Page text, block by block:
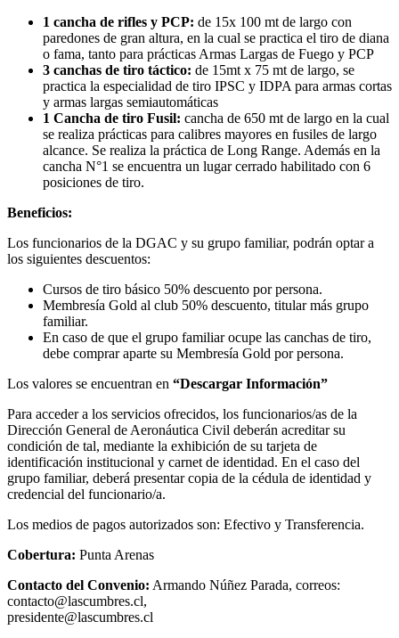
1 cancha de rifles y PCP: de 15x 100 mt de largo con
paredones de gran altura, en la cual se practica el tiro de diana
o fama, tanto para prácticas Armas Largas de Fuego y PCP
3 canchas de tiro táctico: de 15mt x 75 mt de largo, se
practica la especialidad de tiro IPSC y IDPA para armas cortas
y armas largas semiautomáticas
1 Cancha de tiro Fusil: cancha de 650 mt de largo en la cual
se realiza prácticas para calibres mayores en fusiles de largo
alcance. Se realiza la práctica de Long Range. Además en la
cancha N°1 se encuentra un lugar cerrado habilitado con 6
posiciones de tiro.
Beneficios:
Los funcionarios de la DGAC y su grupo familiar, podrán optar a
los siguientes descuentos:
Cursos de tiro básico 50% descuento por persona.
Membresía Gold al club 50% descuento, titular más grupo
familiar.
En caso de que el grupo familiar ocupe las canchas de tiro,
debe comprar aparte su Membresía Gold por persona.
Los valores se encuentran en “Descargar Información”
Para acceder a los servicios ofrecidos, los funcionarios/as de la
Dirección General de Aeronáutica Civil deberán acreditar su
condición de tal, mediante la exhibición de su tarjeta de
identificación institucional y carnet de identidad. En el caso del
grupo familiar, deberá presentar copia de la cédula de identidad y
credencial del funcionario/a.
Los medios de pagos autorizados son: Efectivo y Transferencia.
Cobertura: Punta Arenas
Contacto del Convenio: Armando Núñez Parada, correos:
contacto@lascumbres.cl,
presidente@lascumbres.cl